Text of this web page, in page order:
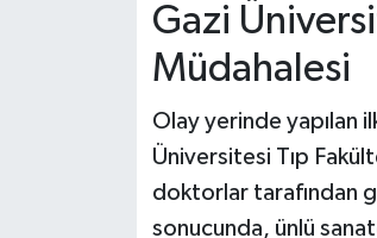
​Gazi
Müdahalesi
​Olay yerinde yapılan
Üniversitesi Tıp
doktorlar tarafından
sonucunda, ünlü